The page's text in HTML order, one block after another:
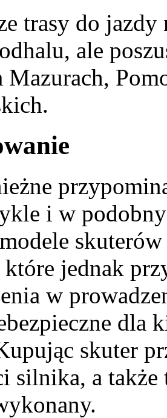
trasy do jazdy
ale
Mazurach,
i w
jednak
w
dla
skuter
silnika, a także